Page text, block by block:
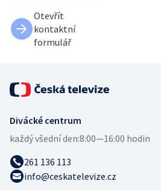
Otevřít
kontaktní
formulář
Divácké centrum
každý všední den:8:00—16:00 hodin
261 136 113
info@ceskatelevize.cz